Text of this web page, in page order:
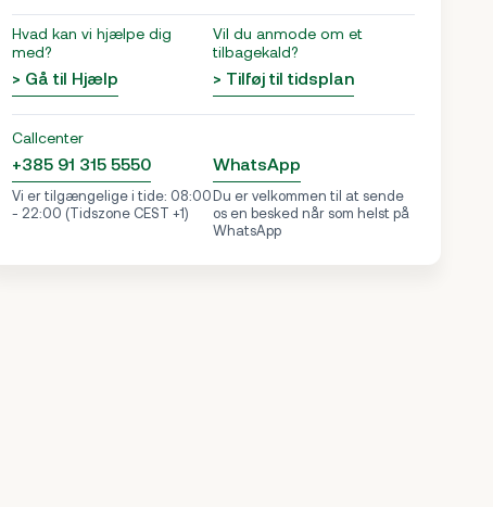
Hvad kan vi hjælpe dig
med?
> Gå til Hjælp
Vil du anmode om et
tilbagekald?
> Tilføj til tidsplan
Callcenter
+385 91 315 5550
Vi er tilgængelige i tide: 08:00
- 22:00 (Tidszone CEST +1)
WhatsApp
Du er velkommen til at sende
os en besked når som helst på
WhatsApp